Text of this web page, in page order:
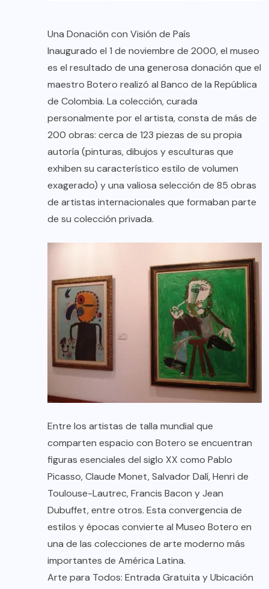
Una Donación con Visión de País
Inaugurado el 1 de noviembre de 2000, el museo
es el resultado de una generosa donación que el
maestro Botero realizó al Banco de la República
de Colombia. La colección, curada
personalmente por el artista, consta de más de
200 obras: cerca de 123 piezas de su propia
autoría (pinturas, dibujos y esculturas que
exhiben su característico estilo de volumen
exagerado) y una valiosa selección de 85 obras
de artistas internacionales que formaban parte
de su colección privada.
Entre los artistas de talla mundial que
comparten espacio con Botero se encuentran
figuras esenciales del siglo XX como Pablo
Picasso, Claude Monet, Salvador Dalí, Henri de
Toulouse-Lautrec, Francis Bacon y Jean
Dubuffet, entre otros. Esta convergencia de
estilos y épocas convierte al Museo Botero en
una de las colecciones de arte moderno más
importantes de América Latina.
Arte para Todos: Entrada Gratuita y Ubicación